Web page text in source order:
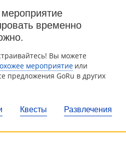
временно
Вы можете
мероприятие или
предложения GoRu в других
Квесты Развлечения